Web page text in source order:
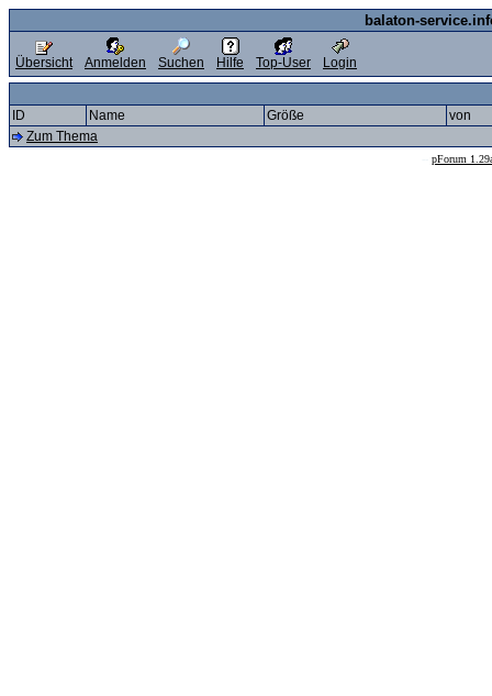
balaton-
Übersicht Anmelden Suchen Hilfe Top-User Login
ID Name Größe
von
Zum Thema
pForum